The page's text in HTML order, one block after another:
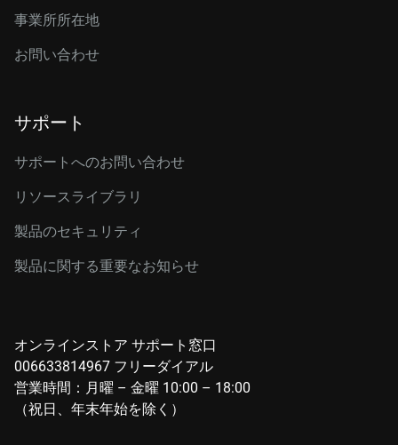
事業所所在地
お問い合わせ
サポート
サポートへのお問い合わせ
リソースライブラリ
製品のセキュリティ
製品に関する重要なお知らせ
オンラインストア サポート窓口
006633814967 フリーダイアル
営業時間：月曜 – 金曜 10:00 – 18:00
（祝日、年末年始を除く）